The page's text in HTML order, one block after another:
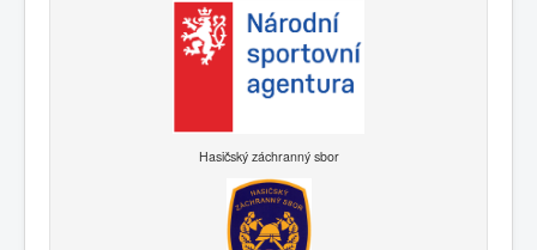
Hasičský záchranný sbor